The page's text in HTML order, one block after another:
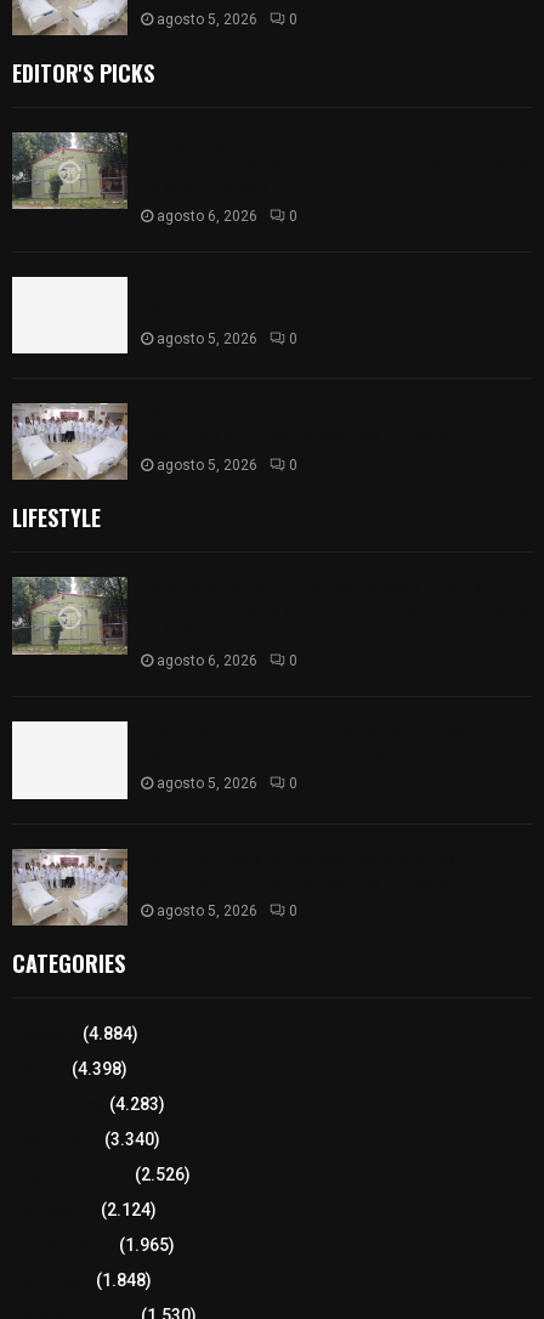
agosto 5, 2026 0
EDITOR'S PICKS
agosto 6, 2026 0
agosto 5, 2026 0
agosto 5, 2026 0
LIFESTYLE
agosto 6, 2026 0
agosto 5, 2026 0
agosto 5, 2026 0
CATEGORIES
(4.884)
(4.398)
(4.283)
(3.340)
(2.526)
(2.124)
(1.965)
(1.848)